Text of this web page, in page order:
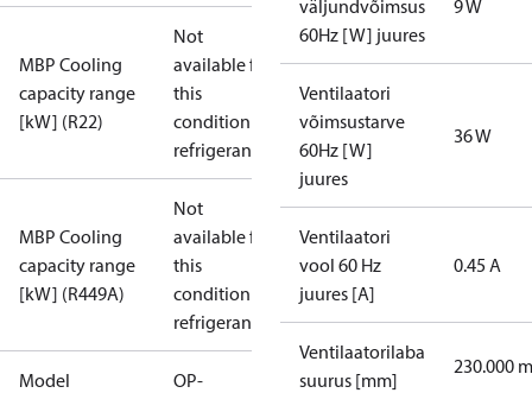
MBP Cooling
capacity range
[kW] (R22)
Not
available for
this
condition /
refrigerant
MBP Cooling
capacity range
[kW] (R449A)
Not
available for
this
condition /
refrigerant
Model
OP-
väljundvõimsus
60Hz [W] juures
9 W
Ventilaatori
võimsustarve
60Hz [W]
juures
36 W
Ventilaatori
vool 60 Hz
juures [A]
0.45 A
Ventilaatorilaba
suurus [mm]
230.000